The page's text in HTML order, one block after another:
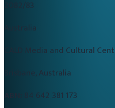
2082/83
Australia
CALD Media and Cultural
Brisbane, Australia
84 642 381 173